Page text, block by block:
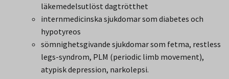
läkemedelsutlöst dagtrötthet
internmedicinska sjukdomar som diabetes och
hypotyreos
sömnighetsgivande sjukdomar som fetma, restless
legs-syndrom, PLM (periodic limb movement),
atypisk depression, narkolepsi.